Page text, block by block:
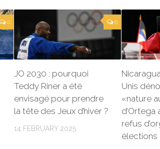
0 0
JO 2030 : pourquoi
Teddy Riner a été
envisagé pour prendre
la tête des Jeux d’hiver ?
14 FEBRUARY 2025
Unis
«nature
d’Ortega
refus
élections